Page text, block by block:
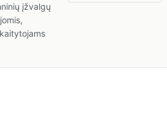
įžvalgų